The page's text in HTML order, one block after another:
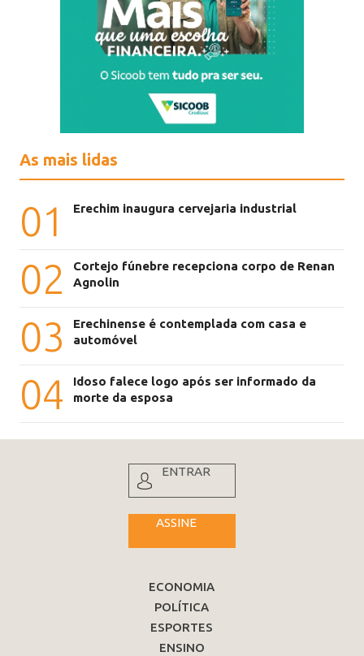
As mais lidas
01 Erechim inaugura cervejaria industrial
02
Cortejo fúnebre recepciona corpo de Renan
Agnolin
03
Erechinense é contemplada com casa e
automóvel
04
Idoso falece logo após ser informado da
morte da esposa
ENTRAR
ASSINE
ECONOMIA
POLÍTICA
ESPORTES
ENSINO